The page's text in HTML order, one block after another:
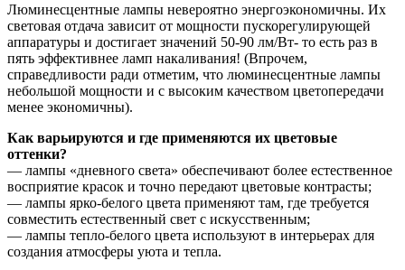
Люминесцентные лампы невероятно энергоэкономичны. Их
световая отдача зависит от мощности пускорегулирующей
аппаратуры и достигает значений 50-90 лм/Вт- то есть раз в
пять эффективнее ламп накаливания! (Впрочем,
справедливости ради отметим, что люминесцентные лампы
небольшой мощности и с высоким качеством цветопередачи
менее экономичны).
Как варьируются и где применяются их цветовые
оттенки?
— лампы «дневного света» обеспечивают более естественное
восприятие красок и точно передают цветовые контрасты;
— лампы ярко-белого цвета применяют там, где требуется
совместить естественный свет с искусственным;
— лампы тепло-белого цвета используют в интерьерах для
создания атмосферы уюта и тепла.